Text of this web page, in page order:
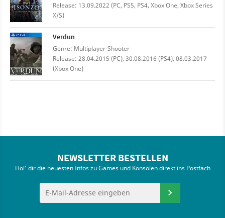
Release: 13.09.2022 (PC, PS5, PS4, Xbox One, Xbox Series
X/S)
Verdun
Genre: Multiplayer-Shooter
Release: 28.04.2015 (PC), 30.08.2016 (PS4), 08.03.2017
(Xbox One)
NEWSLETTER BESTELLEN
Hol' dir die neuesten Infos zu Games und Konsolen direkt ins Postfach